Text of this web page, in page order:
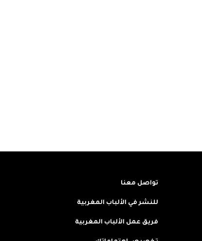
تواصل معنا
للنشر في الألباب المغربية
فريق عمل الألباب المغربية